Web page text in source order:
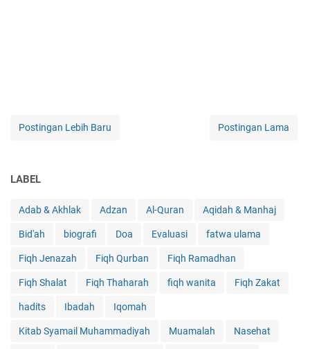
Postingan Lebih Baru Postingan Lama
LABEL
Adab & Akhlak Adzan Al-Quran Aqidah & Manhaj
Bid'ah biografi Doa Evaluasi fatwa ulama
Fiqh Jenazah Fiqh Qurban Fiqh Ramadhan
Fiqh Shalat Fiqh Thaharah fiqh wanita Fiqh Zakat
hadits Ibadah Iqomah
Kitab Syamail Muhammadiyah Muamalah Nasehat